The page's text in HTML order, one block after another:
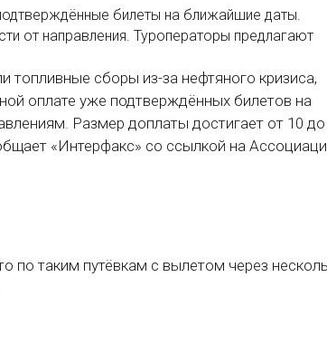
билеты на ближайшие даты.
от направления. Туроператоры предлагают
топливные сборы из-за нефтяного кризиса,
оплате уже подтверждённых билетов на
Размер доплаты достигает от 10
«Интерфакс» со ссылкой на
по таким путёвкам с вылетом через